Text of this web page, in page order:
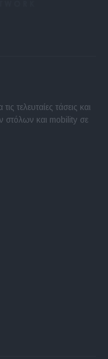
τελευταίες τάσεις και
στόλων και mobility σε